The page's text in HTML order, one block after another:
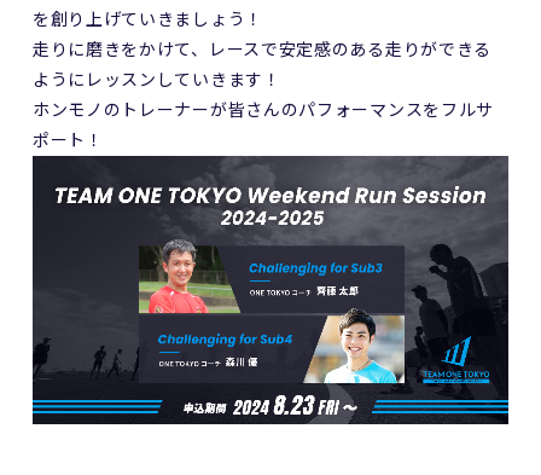
を創り上げていきましょう！
走りに磨きをかけて、レースで安定感のある走りができる
ようにレッスンしていきます！
ホンモノのトレーナーが皆さんのパフォーマンスをフルサ
ポート！